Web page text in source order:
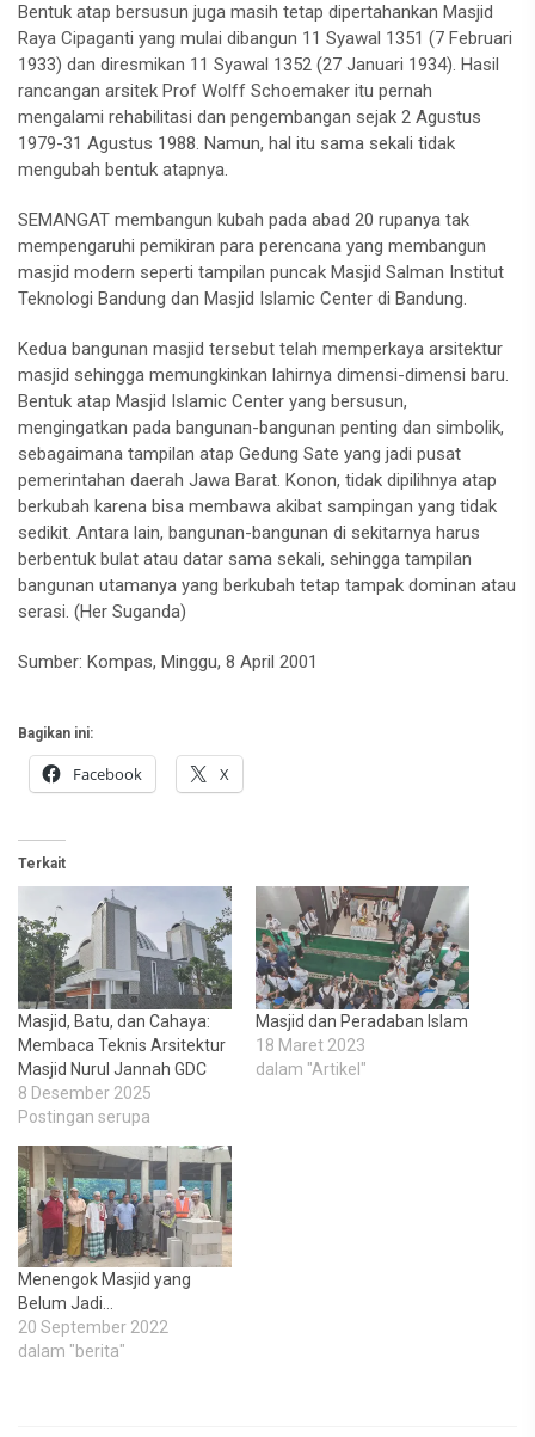
Bentuk atap bersusun juga masih tetap dipertahankan Masjid
Raya Cipaganti yang mulai dibangun 11 Syawal 1351 (7 Februari
1933) dan diresmikan 11 Syawal 1352 (27 Januari 1934). Hasil
rancangan arsitek Prof Wolff Schoemaker itu pernah
mengalami rehabilitasi dan pengembangan sejak 2 Agustus
1979-31 Agustus 1988. Namun, hal itu sama sekali tidak
mengubah bentuk atapnya.
SEMANGAT membangun kubah pada abad 20 rupanya tak
mempengaruhi pemikiran para perencana yang membangun
masjid modern seperti tampilan puncak Masjid Salman Institut
Teknologi Bandung dan Masjid Islamic Center di Bandung.
Kedua bangunan masjid tersebut telah memperkaya arsitektur
masjid sehingga memungkinkan lahirnya dimensi-dimensi baru.
Bentuk atap Masjid Islamic Center yang bersusun,
mengingatkan pada bangunan-bangunan penting dan simbolik,
sebagaimana tampilan atap Gedung Sate yang jadi pusat
pemerintahan daerah Jawa Barat. Konon, tidak dipilihnya atap
berkubah karena bisa membawa akibat sampingan yang tidak
sedikit. Antara lain, bangunan-bangunan di sekitarnya harus
berbentuk bulat atau datar sama sekali, sehingga tampilan
bangunan utamanya yang berkubah tetap tampak dominan atau
serasi. (Her Suganda)
Sumber: Kompas, Minggu, 8 April 2001
Bagikan ini:
Facebook X
Terkait
Masjid, Batu, dan Cahaya:
Membaca Teknis Arsitektur
Masjid Nurul Jannah GDC
8 Desember 2025
Postingan serupa
Masjid dan Peradaban Islam
18 Maret 2023
dalam "Artikel"
Menengok Masjid yang
Belum Jadi…
20 September 2022
dalam "berita"